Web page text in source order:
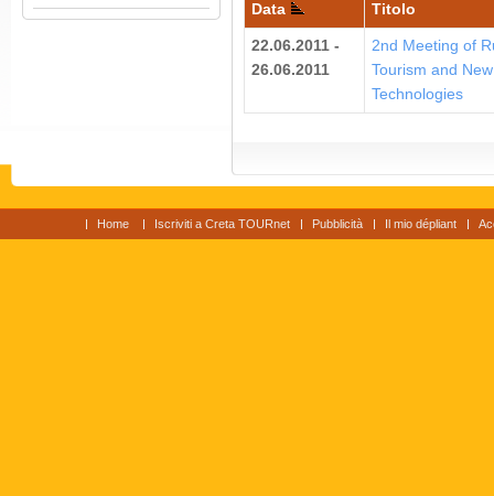
Data Titolo
22.06.2011 -
26.06.2011
2nd Μeeting of
Tourism and New
Technologies
Home Iscriviti a Creta TOURnet Pubblicità Il mio dépliant